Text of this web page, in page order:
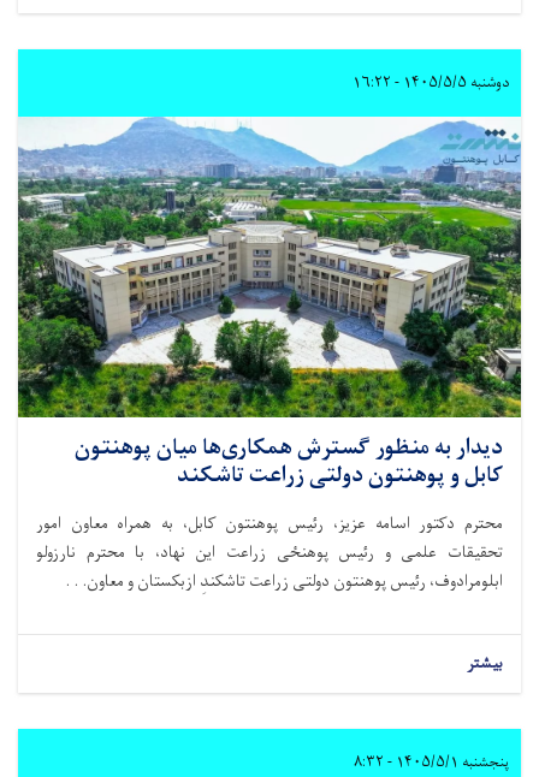
دوشنبه ۱۴۰۵/۵/۵ - ۱۶:۲۲
دیدار به منظور گسترش همکاری‌ها میان پوهنتون
کابل و پوهنتون دولتی زراعت تاشکند
محترم دکتور اسامه عزیز، رئیس پوهنتون کابل، به همراه معاون امور
تحقیقات علمی و رئیس پوهنځی زراعت این نهاد، با محترم نارزولو
ابلومرادوف، رئیس پوهنتون دولتی زراعت تاشکندِ ازبکستان و معاون. . .
بیشتر
پنجشنبه ۱۴۰۵/۵/۱ - ۸:۳۲